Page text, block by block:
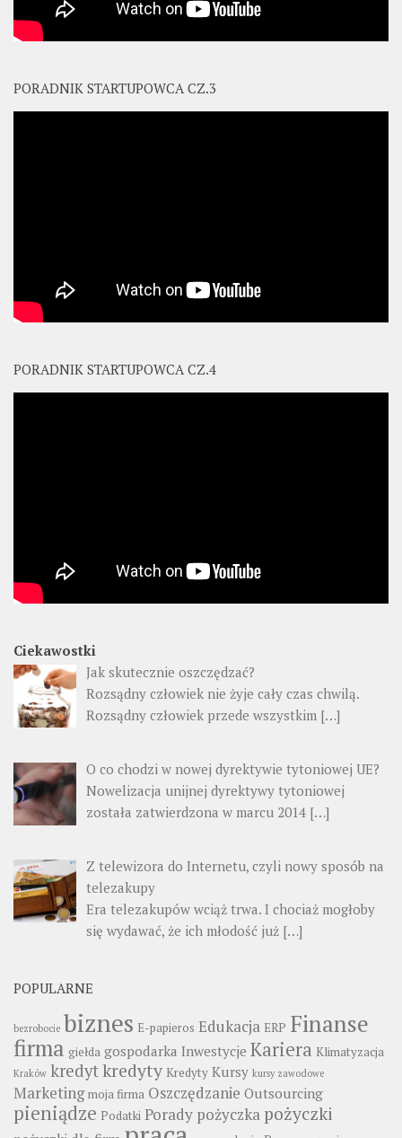
PORADNIK STARTUPOWCA CZ.3
PORADNIK STARTUPOWCA CZ.4
Ciekawostki
Jak skutecznie oszczędzać?
Rozsądny człowiek nie żyje cały czas chwilą.
Rozsądny człowiek przede wszystkim […]
O co chodzi w nowej dyrektywie tytoniowej UE?
Nowelizacja unijnej dyrektywy tytoniowej
została zatwierdzona w marcu 2014 […]
Z telewizora do Internetu, czyli nowy sposób na
telezakupy
Era telezakupów wciąż trwa. I chociaż mogłoby
się wydawać, że ich młodość już […]
POPULARNE
bezrobocie biznes E-papieros Edukacja ERP Finanse
firma giełda gospodarka Inwestycje Kariera Klimatyzacja
Kraków kredytkredyty Kredyty Kursy kursy zawodowe
Marketing moja firma Oszczędzanie Outsourcing
pieniądze Podatki Porady pożyczka pożyczki